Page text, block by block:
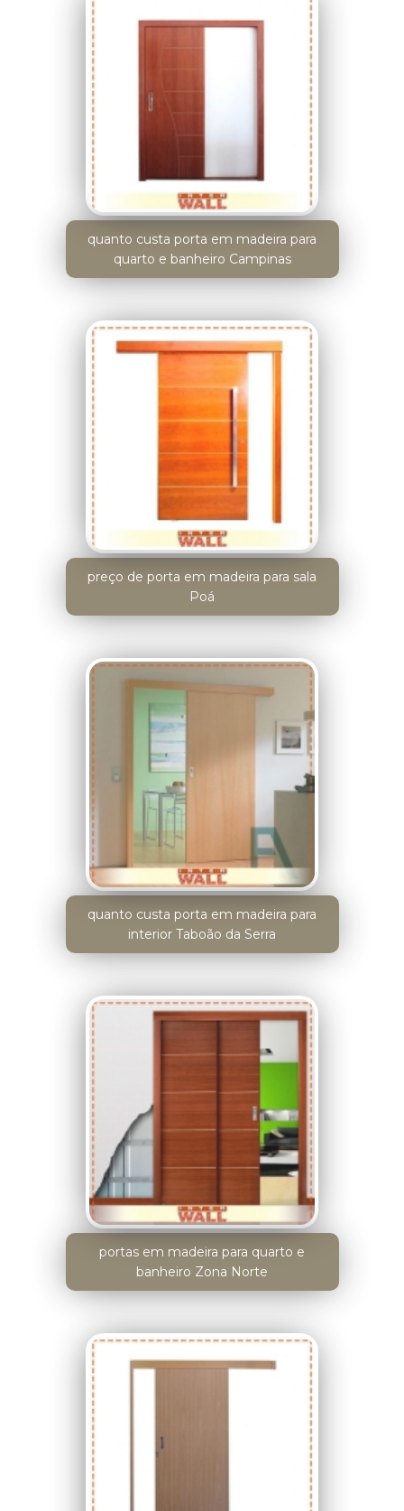
quanto custa porta em madeira para
quarto e banheiro Campinas
preço de porta em madeira para sala
Poá
quanto custa porta em madeira para
interior Taboão da Serra
portas em madeira para quarto e
banheiro Zona Norte